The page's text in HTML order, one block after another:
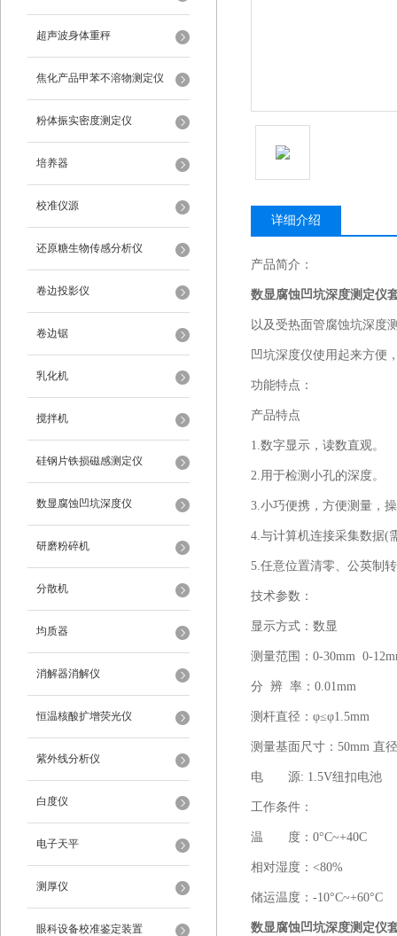
超声波身体重秤
焦化产品甲苯不溶物测定仪
粉体振实密度测定仪
培养器
校准仪源
还原糖生物传感分析仪
卷边投影仪
卷边锯
乳化机
搅拌机
硅钢片铁损磁感测定仪
数显腐蚀凹坑深度仪
研磨粉碎机
分散机
均质器
消解器消解仪
恒温核酸扩增荧光仪
紫外线分析仪
白度仪
电子天平
测厚仪
眼科设备校准鉴定装置
详细介绍
产品简介：
数显腐蚀凹坑深度测定仪
以及受热面管腐蚀坑深度
凹坑深度仪使用起来方便
功能特点：
产品特点
1.数字显示，读数直观。
2.用于检测小孔的深度。
3.小巧便携，方便测量，
4.与计算机连接采集数据(
5.任意位置清零、公英制
技术参数：
显示方式：数显
测量范围：0-30mm 0-
分 辨 率：0.01mm
测杆直径：φ≤φ1.5mm
测量基面尺寸：50mm 直
电 源: 1.5V纽扣电池
工作条件：
温 度：0°C~+40C
相对湿度：<80%
储运温度：-10°C~+60°C
数显腐蚀凹坑深度测定仪